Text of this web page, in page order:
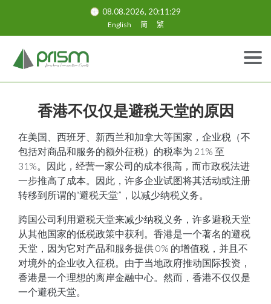
08.08.2026, 20:11:30
English 简 繁
香港不仅仅是避税天堂的原因
在美国、西班牙、新西兰和加拿大等国家，企业税（不
包括对商品和服务的额外征税）的税率为 21% 至
31%。因此，经营一家公司的成本很高，而市政税法进
一步推高了成本。因此，许多企业试图将其活动或注册
转移到所谓的“避税天堂”，以减少纳税义务。
跨国公司利用避税天堂来减少纳税义务，许多避税天堂
从其他国家的低税政策中获利。香港是一个著名的避税
天堂，因为它对产品和服务提供 0% 的增值税，并且不
对境外的企业收入征税。由于当地政府推动国际投资，
香港是一个理想的离岸金融中心。然而，香港不仅仅是
一个避税天堂。